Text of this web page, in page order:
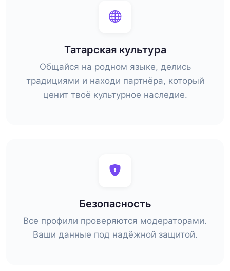
Татарская культура
Общайся на родном языке, делись
традициями и находи партнёра, который
ценит твоё культурное наследие.
Безопасность
Все профили проверяются модераторами.
Ваши данные под надёжной защитой.